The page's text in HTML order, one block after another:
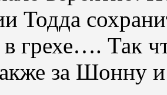
Тодда
грехе…. Так
за Шонну